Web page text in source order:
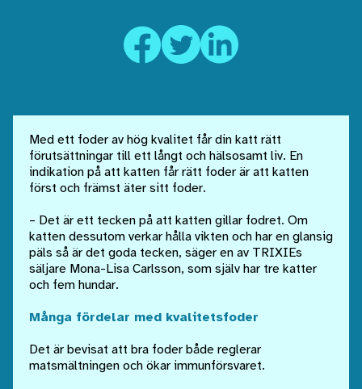
Med ett foder av hög kvalitet får din katt rätt
förutsättningar till ett långt och hälsosamt liv. En
indikation på att katten får rätt foder är att katten
först och främst äter sitt foder.
– Det är ett tecken på att katten gillar fodret. Om
katten dessutom verkar hålla vikten och har en glansig
päls så är det goda tecken, säger en av TRIXIEs
säljare Mona-Lisa Carlsson, som själv har tre katter
och fem hundar.
Många fördelar med kvalitetsfoder
Det är bevisat att bra foder både reglerar
matsmältningen och ökar immunförsvaret.